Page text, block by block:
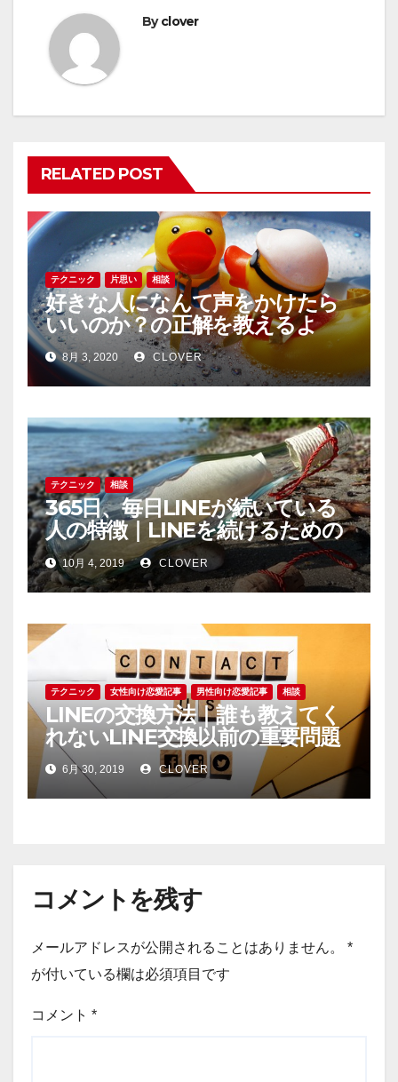
ゲ
ー
シ
ョ
ン
Byclover
RELATED POST
テクニック 片思い 相談
好きな人になんて声をかけたら
いいのか？の正解を教えるよ
8月 3, 2020 CLOVER
テクニック 相談
365日、毎日LINEが続いている
人の特徴｜LINEを続けるための
コツ
10月 4, 2019 CLOVER
テクニック 女性向け恋愛記事 男性向け恋愛記事 相談
LINEの交換方法｜誰も教えてく
れないLINE交換以前の重要問題
6月 30, 2019 CLOVER
コメントを残す
メールアドレスが公開されることはありません。
*
が付いている欄は必須項目です
コメント *